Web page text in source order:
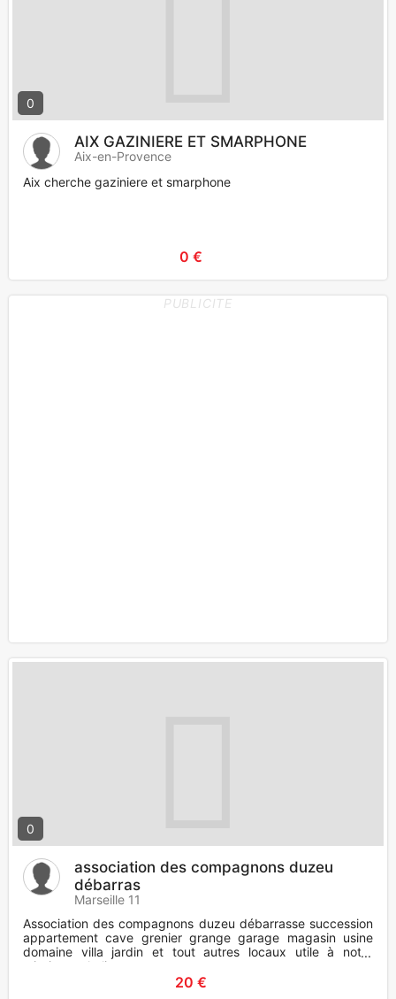
0
AIX GAZINIERE ET SMARPHONE
Aix-en-Provence
Aix cherche gaziniere et smarphone
0 €
PUBLICITE
0
association des compagnons duzeu
débarras
Marseille 11
Association des compagnons duzeu débarrasse succession
appartement cave grenier grange garage magasin usine
domaine villa jardin et tout autres locaux utile à notre
mission catholi
20 €